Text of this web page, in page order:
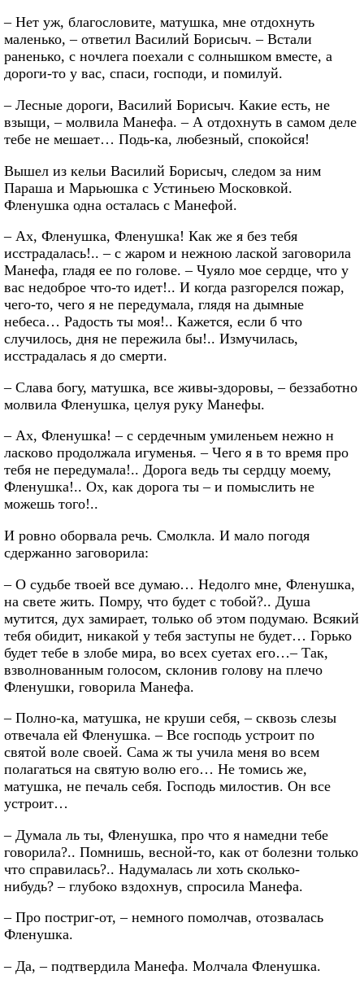
– Нет уж, благословите, матушка, мне отдохнуть
маленько, – ответил Василий Борисыч. – Встали
раненько, с ночлега поехали с солнышком вместе, а
дороги-то у вас, спаси, господи, и помилуй.
– Лесные дороги, Василий Борисыч. Какие есть, не
взыщи, – молвила Манефа. – А отдохнуть в самом деле
тебе не мешает… Подь-ка, любезный, спокойся!
Вышел из кельи Василий Борисыч, следом за ним
Параша и Марьюшка с Устиньею Московкой.
Фленушка одна осталась с Манефой.
– Ах, Фленушка, Фленушка! Как же я без тебя
исстрадалась!.. – с жаром и нежною лаской заговорила
Манефа, гладя ее по голове. – Чуяло мое сердце, что у
вас недоброе что-то идет!.. И когда разгорелся пожар,
чего-то, чего я не передумала, глядя на дымные
небеса… Радость ты моя!.. Кажется, если б что
случилось, дня не пережила бы!.. Измучилась,
исстрадалась я до смерти.
– Слава богу, матушка, все живы-здоровы, – беззаботно
молвила Фленушка, целуя руку Манефы.
– Ах, Фленушка! – с сердечным умиленьем нежно н
ласково продолжала игуменья. – Чего я в то время про
тебя не передумала!.. Дорога ведь ты сердцу моему,
Фленушка!.. Ох, как дорога ты – и помыслить не
можешь того!..
И ровно оборвала речь. Смолкла. И мало погодя
сдержанно заговорила:
– О судьбе твоей все думаю… Недолго мне, Фленушка,
на свете жить. Помру, что будет с тобой?.. Душа
мутится, дух замирает, только об этом подумаю. Всякий
тебя обидит, никакой у тебя заступы не будет… Горько
будет тебе в злобе мира, во всех суетах его…– Так,
взволнованным голосом, склонив голову на плечо
Фленушки, говорила Манефа.
– Полно-ка, матушка, не круши себя, – сквозь слезы
отвечала ей Фленушка. – Все господь устроит по
святой воле своей. Сама ж ты учила меня во всем
полагаться на святую волю его… Не томись же,
матушка, не печаль себя. Господь милостив. Он все
устроит…
– Думала ль ты, Фленушка, про что я намедни тебе
говорила?.. Помнишь, весной-то, как от болезни только
что справилась?.. Надумалась ли хоть сколько-
нибудь? – глубоко вздохнув, спросила Манефа.
– Про постриг-от, – немного помолчав, отозвалась
Фленушка.
– Да, – подтвердила Манефа. Молчала Фленушка.